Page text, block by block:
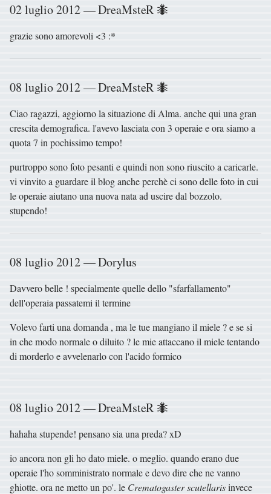
02 luglio 2012 — DreaMsteR 🐜
grazie sono amorevoli <3 :*
08 luglio 2012 — DreaMsteR 🐜
Ciao ragazzi, aggiorno la situazione di Alma. anche qui una gran
crescita demografica. l'avevo lasciata con 3 operaie e ora siamo a
quota 7 in pochissimo tempo!
purtroppo sono foto pesanti e quindi non sono riuscito a caricarle.
vi vinvito a guardare il blog anche perchè ci sono delle foto in cui
le operaie aiutano una nuova nata ad uscire dal bozzolo.
stupendo!
08 luglio 2012 — Dorylus
Davvero belle ! specialmente quelle dello "sfarfallamento"
dell'operaia passatemi il termine
Volevo farti una domanda , ma le tue mangiano il miele ? e se si
in che modo normale o diluito ? le mie attaccano il miele tentando
di morderlo e avvelenarlo con l'acido formico
08 luglio 2012 — DreaMsteR 🐜
hahaha stupende! pensano sia una preda? xD
io ancora non gli ho dato miele. o meglio. quando erano due
operaie l'ho somministrato normale e devo dire che ne vanno
ghiotte. ora ne metto un po'. le Crematogaster scutellarisinvece